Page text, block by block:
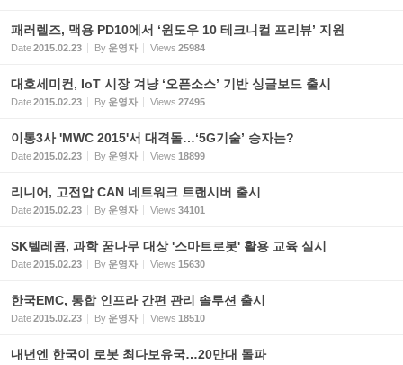
패러렐즈, 맥용 PD10에서 ‘윈도우 10 테크니컬 프리뷰’ 지원
Date2015.02.23 By 운영자 Views 25984
대호세미컨, IoT 시장 겨냥 ‘오픈소스’ 기반 싱글보드 출시
Date2015.02.23 By 운영자 Views 27495
이통3사 'MWC 2015'서 대격돌…‘5G기술’ 승자는?
Date2015.02.23 By 운영자 Views 18899
리니어, 고전압 CAN 네트워크 트랜시버 출시
Date2015.02.23 By 운영자 Views 34101
SK텔레콤, 과학 꿈나무 대상 '스마트로봇' 활용 교육 실시
Date2015.02.23 By 운영자 Views 15630
한국EMC, 통합 인프라 간편 관리 솔루션 출시
Date2015.02.23 By 운영자 Views 18510
내년엔 한국이 로봇 최다보유국…20만대 돌파